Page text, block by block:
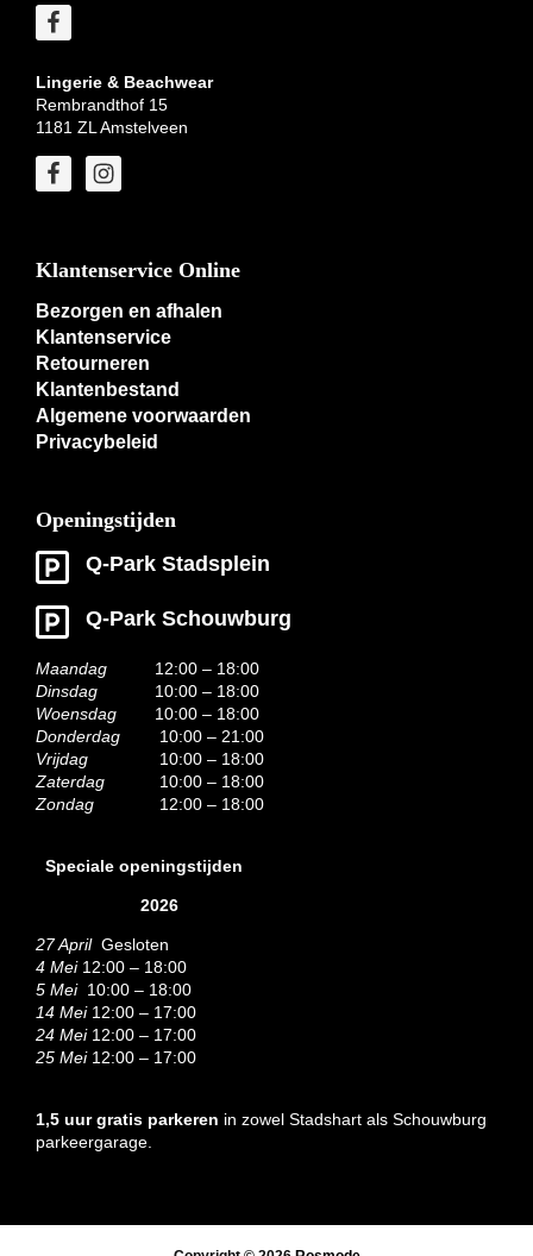
Lingerie & Beachwear
Rembrandthof 15
1181 ZL Amstelveen
Klantenservice Online
Bezorgen en afhalen
Klantenservice
Retourneren
Klantenbestand
Algemene voorwaarden
Privacybeleid
Openingstijden
Q-Park Stadsplein
Q-Park Schouwburg
Maandag
12:00 – 18:00
Dinsdag
10:00 – 18:00
Woensdag
10:00 – 18:00
Donderdag
10:00 – 21:00
Vrijdag
10:00 – 18:00
Zaterdag
10:00 – 18:00
Zondag
12:00 – 18:00
Speciale openingstijden
2026
27 AprilGesloten
4 Mei12:00 – 18:00
5 Mei10:00 – 18:00
14 Mei12:00 – 17:00
24 Mei12:00 – 17:00
25 Mei 12:00 – 17:00
1,5 uur gratis parkeren in zowel Stadshart als Schouwburg
parkeergarage.